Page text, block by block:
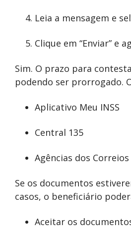
Leia a mensagem e
Clique em “Enviar” e
Sim. O prazo para
podendo ser prorrogado.
Aplicativo Meu INSS
Central 135
Agências dos Correios
Se os documentos
casos, o beneficiário
Aceitar os